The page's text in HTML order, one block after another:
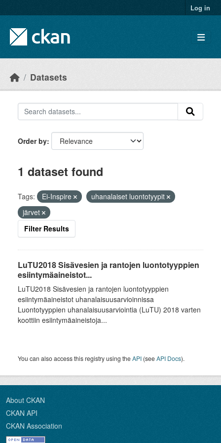
Log in
Datasets
Order by
1 dataset found
Tags: Ei-Inspire
uhanalaiset luontotyypit
järvet
Filter Results
LuTU2018 Sisävesien ja rantojen luontotyyppien
esiintymäaineistot...
LuTU2018 Sisävesien ja rantojen luontotyyppien
esiintymäaineistot uhanalaisuusarvioinnissa
Luontotyyppien uhanalaisuusarviointia (LuTU) 2018 varten
koottiin esiintymäaineistoja...
You can also access this registry using theAPI (seeAPI Docs).
About CKAN
CKAN API
CKAN Association